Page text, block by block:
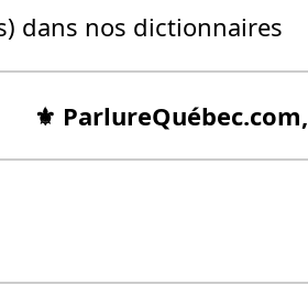
dans nos dictionnaires
⚜️ ParlureQuébec.com,